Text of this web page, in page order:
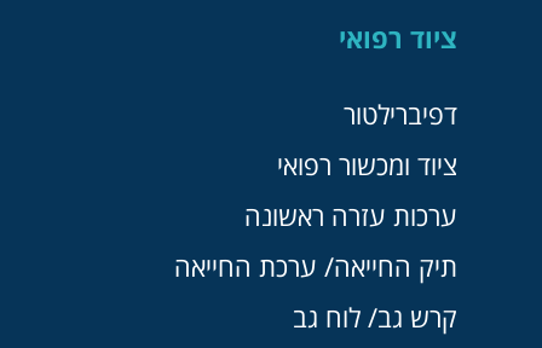
ציוד רפואי
דפיברילטור
ציוד ומכשור רפואי
ערכות עזרה ראשונה
תיק החייאה/ ערכת החייאה
קרש גב/ לוח גב